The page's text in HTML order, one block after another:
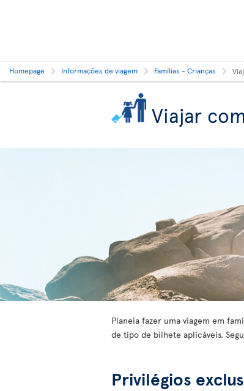
Homepage Informações de viagem Famílias - Crianças
Viajar
Planeia fazer uma viagem em
de tipo de bilhete aplicáveis.
Privilégios